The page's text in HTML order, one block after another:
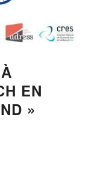
EN
»